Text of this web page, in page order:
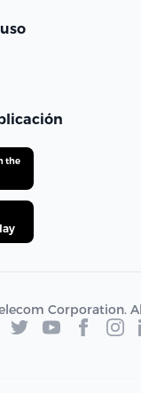
the
Corporation.